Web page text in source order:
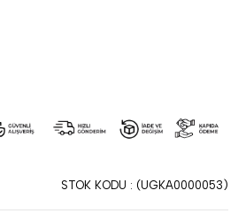
STOK KODU (UGKA0000053)